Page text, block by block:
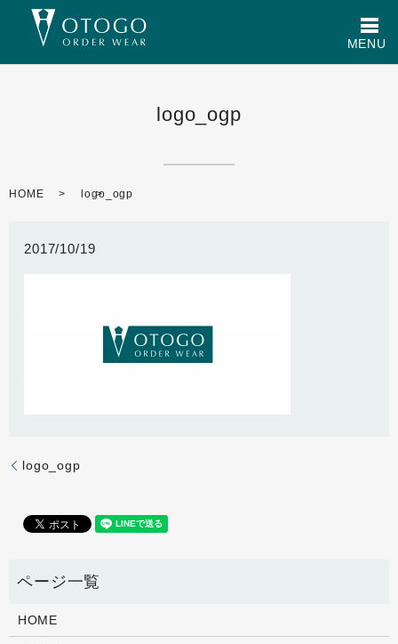
メ
MENU
logo_ogp
HOME logo_ogp
2017/10/19
logo_ogp
HOME